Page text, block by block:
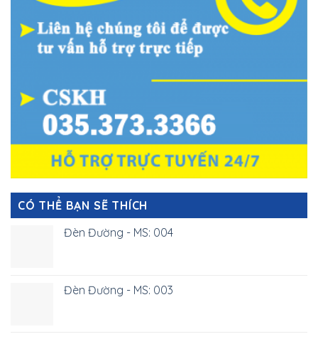
CÓ THỂ BẠN SẼ THÍCH
Đèn Đường - MS: 004
Đèn Đường - MS: 003